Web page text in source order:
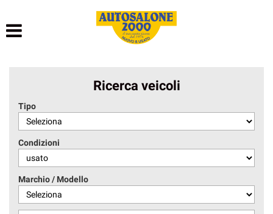
NOLEGGIO BREVE TERMINE
NOLEGGIO LUNGO TERMINE
ACQUISTIAMO USATO
ASSISTENZA
Ricerca veicoli
Tipo
Condizioni
Marchio / Modello